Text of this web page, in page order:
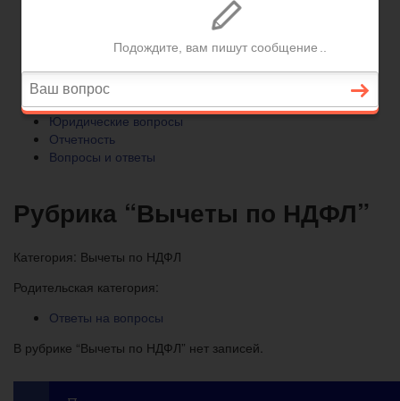
Главная
Бухгалтерский учет
► УСН
Юридические вопросы
Отчетность
Вопросы и ответы
Рубрика “Вычеты по НДФЛ”
Категория: Вычеты по НДФЛ
Родительская категория:
Ответы на вопросы
В рубрике “Вычеты по НДФЛ” нет записей.